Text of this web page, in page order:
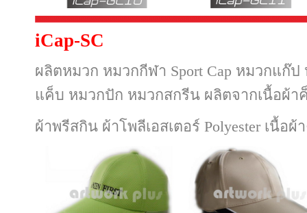
iCap-SC
ผลิตหมวก หมวกกีฬา Sport Cap หมวกแก๊
แค็บ หมวกปัก หมวกสกรีน ผลิตจากเนื้อผ้า
ผ้าพรีสกิน ผ้าโพลีเอสเตอร์ Polyester เนื้อ